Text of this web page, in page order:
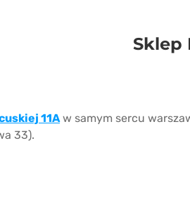
Sklep
11Aw samym sercu
33).